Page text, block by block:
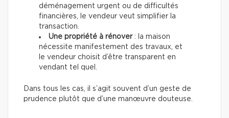
déménagement urgent ou de difficultés
financières, le vendeur veut simplifier la
transaction.
Une propriété à rénover: la maison
nécessite manifestement des travaux, et
le vendeur choisit d’être transparent en
vendant tel quel.
Dans tous les cas, il s’agit souvent d’un geste de
prudence plutôt que d’une manœuvre douteuse.